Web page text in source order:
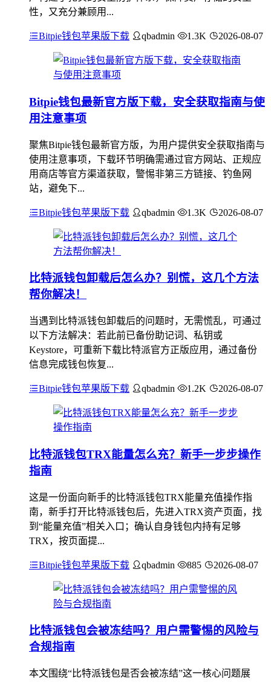
性，又充分兼顾用...
Bitpie钱包苹果版下载 qbadmin 1.3K 2026-08-07
Bitpie钱包最新官方版下载，安全获取指南与使
用注意事项
聚焦Bitpie钱包最新官方版，为用户提供安全获取指南与
使用注意事项，下载环节明确需通过官方网站、正规应
用商店等官方渠道获取，警惕非第三方链接、钓鱼网
站，避免下...
Bitpie钱包苹果版下载 qbadmin 1.3K 2026-08-07
比特派钱包卸载后怎么办？别慌，这几个方法
帮你解决！
当遇到比特派钱包卸载后的问题时，无需慌乱，可通过
以下方法解决：若此前已备份助记词、私钥或
Keystore，可重新下载比特派官方正版应用，通过备份
信息完成钱包恢复...
Bitpie钱包苹果版下载 qbadmin 1.2K 2026-08-07
比特派钱包TRX能量怎么充？新手一步步操作
指南
这是一份面向新手的比特派钱包TRX能量充值操作指
南，新手打开比特派钱包后，先进入TRX资产页面，找
到“能量充值”相关入口；确认自身钱包内持有足够
TRX，按页面提...
Bitpie钱包苹果版下载 qbadmin 885 2026-08-07
比特派钱包会被冻结吗？用户需警惕的风险与
合规指南
本文围绕“比特派钱包是否会被冻结”这一核心问题展